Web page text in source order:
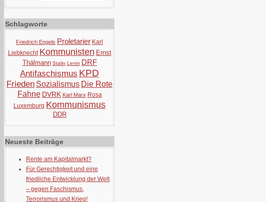
Schlagworte
Friedrich Engels Proletarier Karl
Liebknecht Kommunisten Ernst
Thälmann Stalin Lenin DRF
Antifaschismus KPD
Frieden Sozialismus Die Rote
Fahne DVRK Karl Marx Rosa
Luxemburg Kommunismus
DDR
Neueste Beiträge
Rente am Kapitalmarkt?
Für Gerechtigkeit und eine
friedliche Entwicklung der Welt
– gegen Faschismus,
Terrorismus und Krieg!